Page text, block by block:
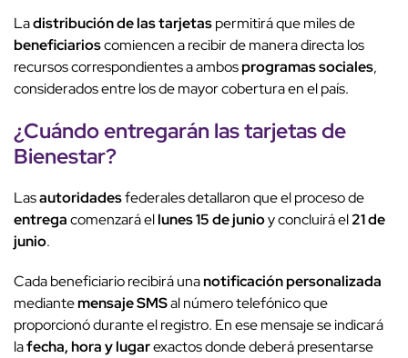
Ladistribución de las tarjetaspermitirá que miles de
beneficiarioscomiencen a recibir de manera directa los
recursos correspondientes a ambosprogramas sociales,
considerados entre los de mayor cobertura en el país.
¿Cuándo entregarán las tarjetas de
Bienestar?
Lasautoridadesfederales detallaron que el proceso de
entregacomenzará ellunes 15 de junioy concluirá el21 de
junio.
Cada beneficiario recibirá unanotificación personalizada
mediantemensaje SMSal número telefónico que
proporcionó durante el registro. En ese mensaje se indicará
lafecha, hora y lugarexactos donde deberá presentarse